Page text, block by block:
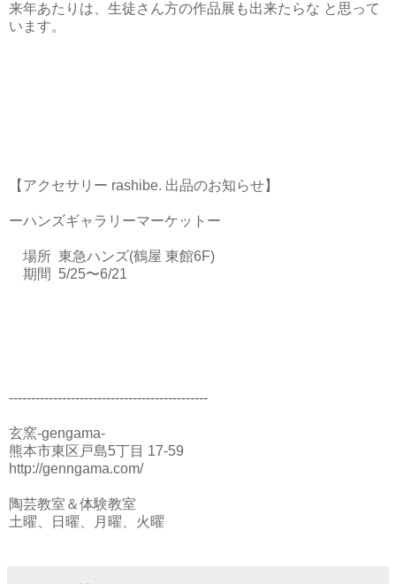
来年あたりは、生徒さん方の作品展も出来たらな と思って
います。
【アクセサリー rashibe. 出品のお知らせ】
ーハンズギャラリーマーケットー
場所 東急ハンズ(鶴屋 東館6F)
期間 5/25〜6/21
---------------------------------------------
玄窯-gengama-
熊本市東区戸島5丁目 17-59
http://genngama.com/
陶芸教室＆体験教室
土曜、日曜、月曜、火曜